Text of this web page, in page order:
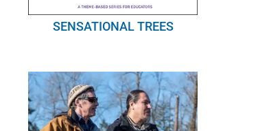
SENSATIONAL TREES